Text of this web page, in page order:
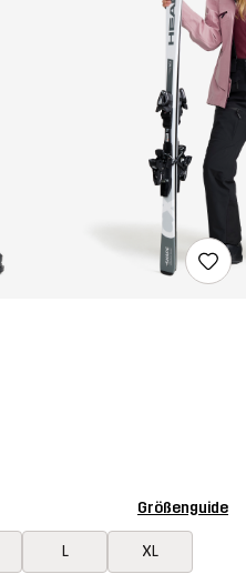
Größenguide
L XL